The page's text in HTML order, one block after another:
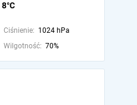
8°C
Ciśnienie: 1024 hPa
Wilgotność: 70%